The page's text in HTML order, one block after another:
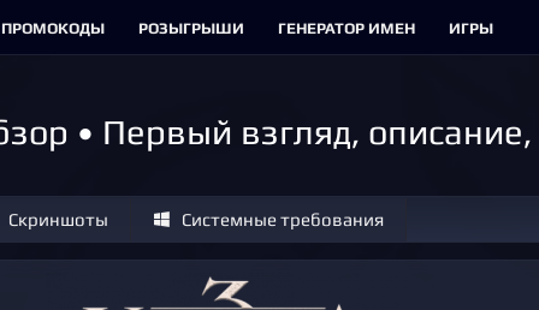
ПРОМОКОДЫ РОЗЫГРЫШИ ГЕНЕРАТОР ИМЕН ИГРЫ
• Первый взгляд,
Скриншоты Системные требования